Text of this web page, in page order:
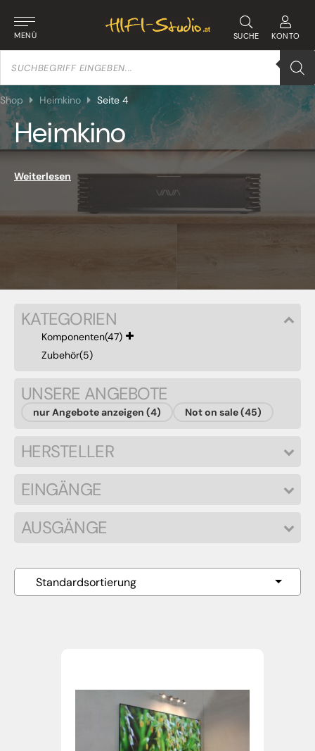
MENÜ SUCHE KONTO
Products
search
Shop Heimkino Seite 4
Heimkino
Weiterlesen
KATEGORIEN
Komponenten(47)
Zubehör(5)
UNSERE ANGEBOTE
nur Angebote anzeigen (4) Not on sale (45)
HERSTELLER
EINGÄNGE
AUSGÄNGE